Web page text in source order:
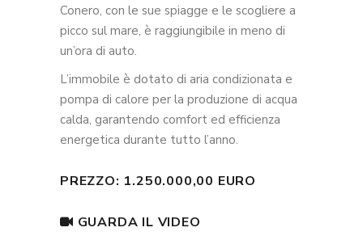
Conero, con le sue spiagge e le scogliere a
picco sul mare, è raggiungibile in meno di
un’ora di auto.
L’immobile è dotato di aria condizionata e
pompa di calore per la produzione di acqua
calda, garantendo comfort ed efficienza
energetica durante tutto l’anno.
PREZZO: 1.250.000,00 EURO
GUARDA IL VIDEO